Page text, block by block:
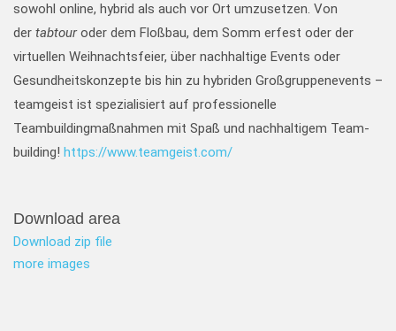
sowohl online, hybrid als auch vor Ort umzusetzen. Von
der tabtouroder dem Floßbau, dem Somm erfest oder der
virtuellen Weihnachtsfeier, über nachhaltige Events oder
Gesundheitskonzepte bis hin zu hybriden Großgruppenevents –
teamgeist ist spezialisiert auf professionelle
Teambuildingmaßnahmen mit Spaß und nachhaltigem Team-
building! https://www.teamgeist.com/
Download area
Download zip file
more images